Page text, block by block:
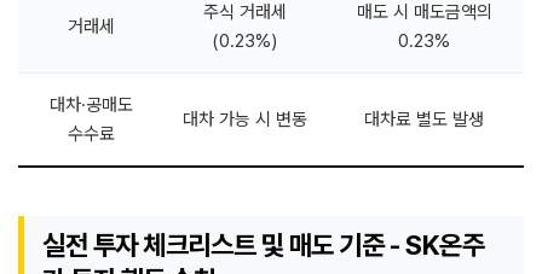
거래세
주식 거래세
(0.23%)
매도 시 매도금액의
0.23%
대차·공매도
수수료
대차 가능 시 변동 대차료 별도 발생
실전 투자 체크리스트 및 매도 기준 - SK온주